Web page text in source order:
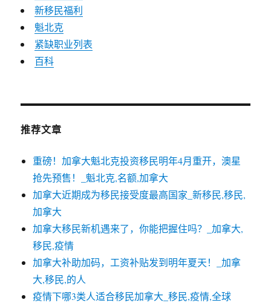
新移民福利
魁北克
紧缺职业列表
百科
推荐文章
重磅！加拿大魁北克投资移民明年4月重开，澳星
抢先预售！_魁北克,名额,加拿大
加拿大近期成为移民接受度最高国家_新移民,移民,
加拿大
加拿大移民新机遇来了，你能把握住吗？_加拿大,
移民,疫情
加拿大补助加码，工资补贴发到明年夏天！_加拿
大,移民,的人
疫情下哪3类人适合移民加拿大_移民,疫情,全球